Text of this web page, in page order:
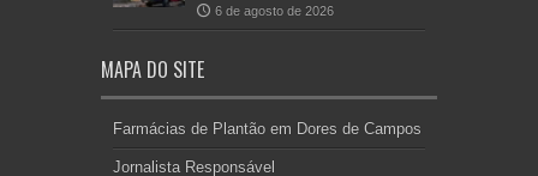
6 de agosto de 2026
MAPA DO SITE
Farmácias de Plantão em Dores de Campos
Jornalista Responsável